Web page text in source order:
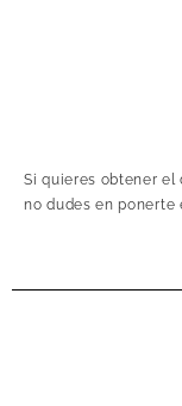
Si quieres obtener
no dudes en